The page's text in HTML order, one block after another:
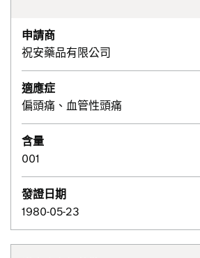
申請商
祝安藥品有限公司
適應症
偏頭痛、血管性頭痛
含量
001
發證日期
1980-05-23